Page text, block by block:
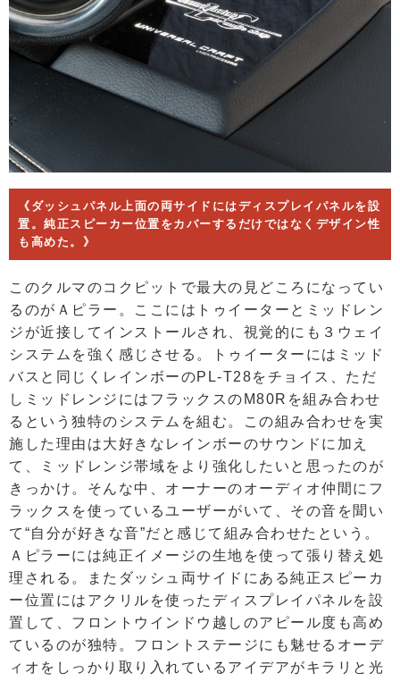
《ダッシュパネル上面の両サイドにはディスプレイパネルを設
置。純正スピーカー位置をカバーするだけではなくデザイン性
も高めた。》
このクルマのコクピットで最大の見どころになってい
るのがＡピラー。ここにはトゥイーターとミッドレン
ジが近接してインストールされ、視覚的にも３ウェイ
システムを強く感じさせる。トゥイーターにはミッド
バスと同じくレインボーのPL-T28をチョイス、ただ
しミッドレンジにはフラックスのM80Rを組み合わせ
るという独特のシステムを組む。この組み合わせを実
施した理由は大好きなレインボーのサウンドに加え
て、ミッドレンジ帯域をより強化したいと思ったのが
きっかけ。そんな中、オーナーのオーディオ仲間にフ
ラックスを使っているユーザーがいて、その音を聞い
て“自分が好きな音”だと感じて組み合わせたという。
Ａピラーには純正イメージの生地を使って張り替え処
理される。またダッシュ両サイドにある純正スピーカ
ー位置にはアクリルを使ったディスプレイパネルを設
置して、フロントウインドウ越しのアピール度も高め
ているのが独特。フロントステージにも魅せるオーデ
ィオをしっかり取り入れているアイデアがキラリと光